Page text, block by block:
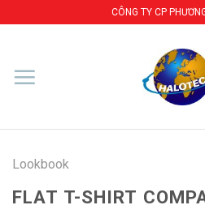
to
CÔNG TY CP
Lookbook
FLAT T-SHIRT